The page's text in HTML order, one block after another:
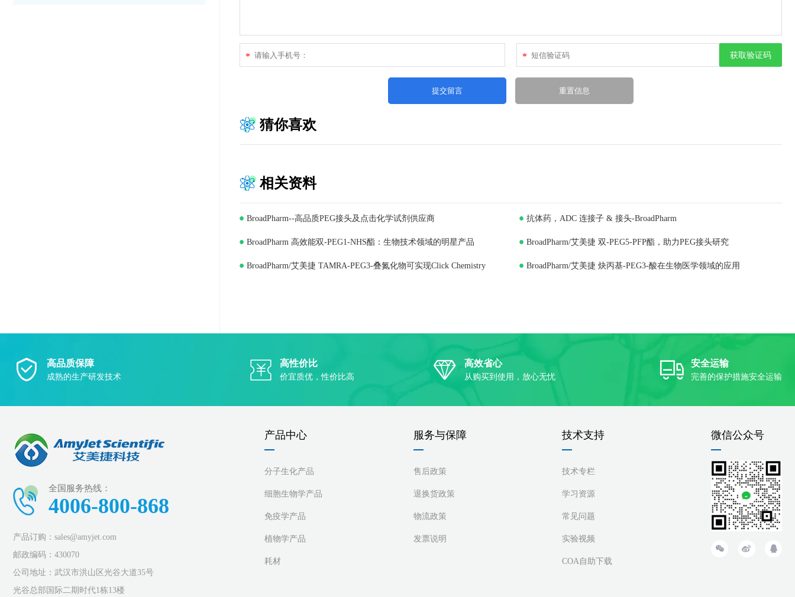
* * 获取验证码
猜你喜欢
相关资料
BroadPharm--高品质PEG接头及点击化学试剂供应商 抗体药，ADC 连接子 & 接头-BroadPharm
BroadPharm 高效能双-PEG1-NHS酯：生物技术领域的明星产品 BroadPharm/艾美捷 双-PEG5-PFP酯，助力PEG接头研究
BroadPharm/艾美捷 TAMRA-PEG3-叠氮化物可实现Click Chemistry BroadPharm/艾美捷 炔丙基-PEG3-酸在生物医学领域的应用
高品质保障
成熟的生产研发技术
高性价比
价宜质优，性价比高
高效省心
从购买到使用，放心无忧
安全运输
完善的保护措施安全运输
全国服务热线：
4006-800-868
产品订购：sales@amyjet.com
邮政编码：430070
公司地址：武汉市洪山区光谷大道35号
光谷总部国际二期时代1栋13楼
微信公众号
产品中心
分子生化产品
细胞生物学产品
免疫学产品
植物学产品
耗材
服务与保障
售后政策
退换货政策
物流政策
发票说明
技术支持
技术专栏
学习资源
常见问题
实验视频
COA自助下载